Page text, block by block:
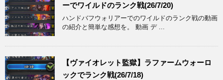
ーでワイルドのランク戦(26/7/20)
ハンドバフウォリアーでのワイルドのランク戦の動画
の紹介と簡単な感想を。 動画 デ ...
【ヴァイオレット監獄】ラファームウォーロ
ックでランク戦(26/7/18)